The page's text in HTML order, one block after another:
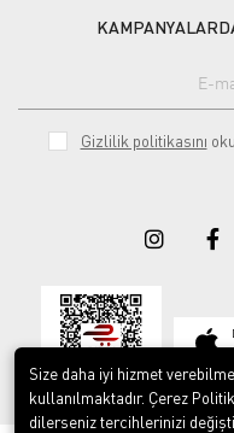
Gizlilik politikasını
Size daha iyi hizmet
kullanılmaktadır. Çerez
dilerseniz tercihlerinizi